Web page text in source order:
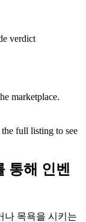
verdict
marketplace.
full listing to see
통해 인벤
나 목욕을 시키는